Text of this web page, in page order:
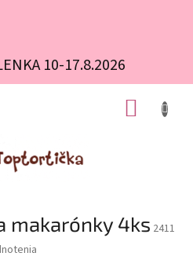
10-17.8.2026
makarónky 4ks 2411